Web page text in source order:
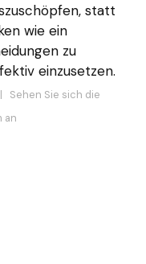
statt
wie ein
zu
einzusetzen.
| Sehen Sie sich die
an